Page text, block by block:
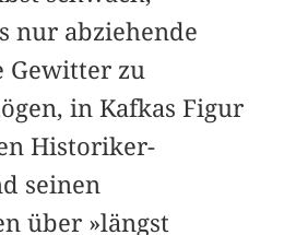
nur abziehende
Gewitter zu
in Kafkas Figur
Historiker-
seinen
über »längst